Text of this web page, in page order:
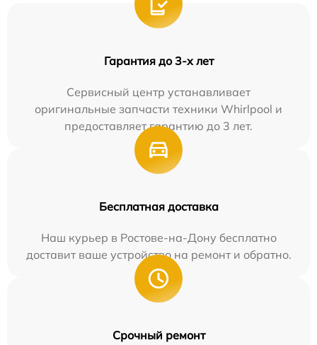
Гарантия до 3-х лет
Сервисный центр устанавливает
оригинальные запчасти техники Whirlpool и
предоставляет гарантию до 3 лет.
Бесплатная доставка
Наш курьер в Ростове-на-Дону бесплатно
доставит ваше устройство на ремонт и обратно.
Срочный ремонт